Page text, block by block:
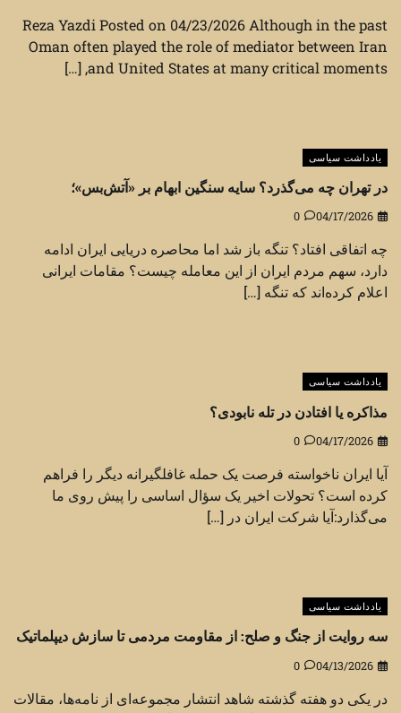
Reza Yazdi Posted on 04/23/2026 Although in the past
Oman often played the role of mediator between Iran
and United States at many critical moments, […]
یادداشت سیاسی
در تهران چه می‌گذرد؟ سایه سنگین ابهام بر «آتش‌بس»؛
04/17/2026
0
چه اتفاقی افتاد؟ تنگه باز شد اما محاصره دریایی ایران ادامه
دارد، سهم مردم ایران از این معامله چیست؟ مقامات ایرانی
اعلام کرده‌اند که تنگه […]
یادداشت سیاسی
مذاکره یا افتادن در تله نابودی؟
04/17/2026
0
آیا ایران ناخواسته فرصت یک حمله غافلگیرانه دیگر را فراهم
کرده است؟ تحولات اخیر یک سؤال اساسی را پیش روی ما
می‌گذارد:آیا شرکت ایران در […]
یادداشت سیاسی
سه روایت از جنگ و صلح: از مقاومت مردمی تا سازش دیپلماتیک
04/13/2026
0
در یکی دو هفته گذشته شاهد انتشار مجموعه‌ای از نامه‌ها، مقالات